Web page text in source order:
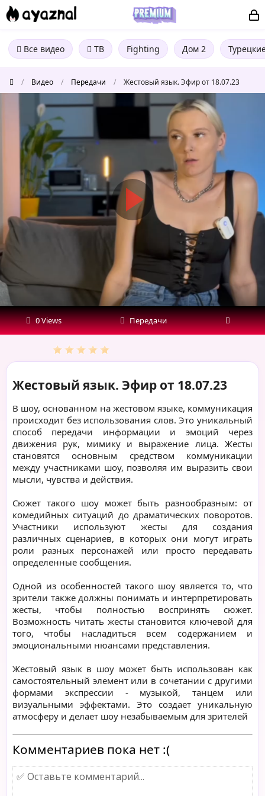
Все видео ТВ Fighting Дом 2
/ Видео / Передачи / Жестовый язык. Эфир от 18.07.23
Жестовый
язык.
Эфир
18.07.23
0 Views Передачи
Жестовый язык. Эфир от 18.07.23
В шоу, основанном на жестовом языке, коммуникация
происходит без использования слов. Это уникальный
способ передачи информации и эмоций через
движения рук, мимику и выражение лица. Жесты
становятся основным средством коммуникации
между участниками шоу, позволяя им выразить свои
мысли, чувства и действия.
Сюжет такого шоу может быть разнообразным: от
комедийных ситуаций до драматических поворотов.
Участники используют жесты для создания
различных сценариев, в которых они могут играть
роли разных персонажей или просто передавать
определенные сообщения.
Одной из особенностей такого шоу является то, что
зрители также должны понимать и интерпретировать
жесты, чтобы полностью воспринять сюжет.
Возможность читать жесты становится ключевой для
того, чтобы насладиться всем содержанием и
эмоциональными нюансами представления.
Жестовый язык в шоу может быть использован как
самостоятельный элемент или в сочетании с другими
формами экспрессии - музыкой, танцем или
визуальными эффектами. Это создает уникальную
атмосферу и делает шоу незабываемым для зрителей
Комментариев пока нет :(